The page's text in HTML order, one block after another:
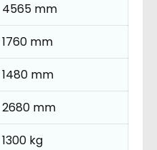
4565 mm
1760 mm
1480 mm
2680 mm
1300 kg